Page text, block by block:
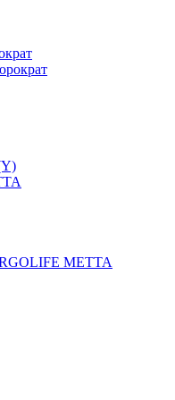
МЕТТА